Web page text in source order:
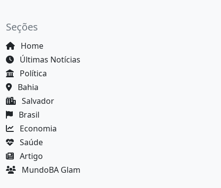
Seções
Home
Últimas Notícias
Política
Bahia
Salvador
Brasil
Economia
Saúde
Artigo
MundoBA Glam